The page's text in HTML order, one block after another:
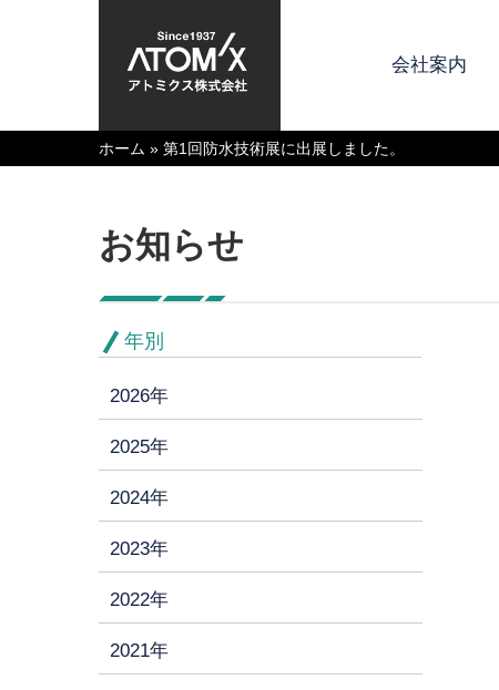
会社案内
ホーム » 第1回防水技術展に出展しました。
お知らせ
年別
2026年
2025年
2024年
2023年
2022年
2021年